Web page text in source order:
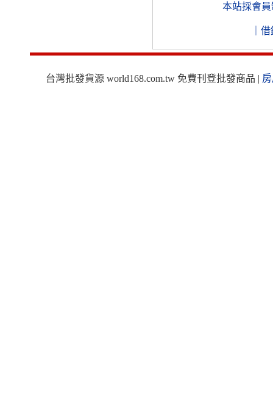
本站採會員
借
台灣批發貨源 world168.com.tw 免費刊登批發商品 |